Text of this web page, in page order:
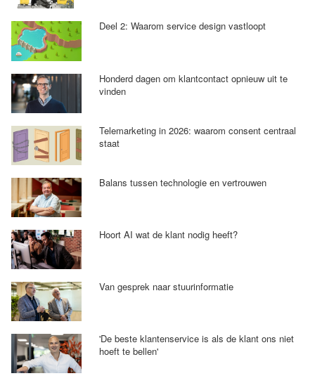
Deel 2: Waarom service design vastloopt
Honderd dagen om klantcontact opnieuw uit te
vinden
Telemarketing in 2026: waarom consent centraal
staat
Balans tussen technologie en vertrouwen
Hoort AI wat de klant nodig heeft?
Van gesprek naar stuurinformatie
'De beste klantenservice is als de klant ons niet
hoeft te bellen'